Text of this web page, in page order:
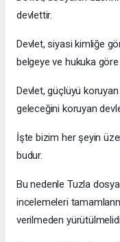
devlettir.
Devlet, siyasi kimliğe
belgeye ve hukuka
Devlet, güçlüyü koruyan
geleceğini koruyan
İşte bizim her şeyin
budur.
Bu nedenle Tuzla
incelemeleri
verilmeden